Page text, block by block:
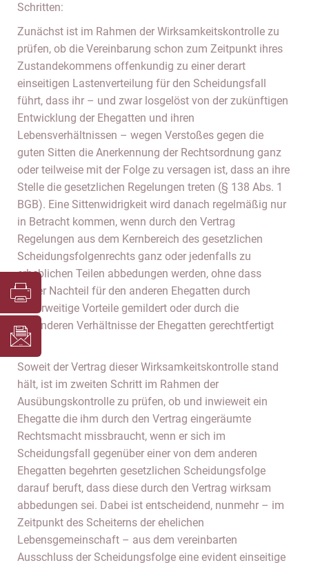
Schritten:
Zunächst ist im Rahmen der Wirksamkeitskontrolle zu
prüfen, ob die Vereinbarung schon zum Zeitpunkt ihres
Zustandekommens offenkundig zu einer derart
einseitigen Lastenverteilung für den Scheidungsfall
führt, dass ihr – und zwar losgelöst von der zukünftigen
Entwicklung der Ehegatten und ihren
Lebensverhältnissen – wegen Verstoßes gegen die
guten Sitten die Anerkennung der Rechtsordnung ganz
oder teilweise mit der Folge zu versagen ist, dass an ihre
Stelle die gesetzlichen Regelungen treten (§ 138 Abs. 1
BGB). Eine Sittenwidrigkeit wird danach regelmäßig nur
in Betracht kommen, wenn durch den Vertrag
Regelungen aus dem Kernbereich des gesetzlichen
Scheidungsfolgenrechts ganz oder jedenfalls zu
erheblichen Teilen abbedungen werden, ohne dass
dieser Nachteil für den anderen Ehegatten durch
anderweitige Vorteile gemildert oder durch die
besonderen Verhältnisse der Ehegatten gerechtfertigt
wird.
Soweit der Vertrag dieser Wirksamkeitskontrolle stand
hält, ist im zweiten Schritt im Rahmen der
Ausübungskontrolle zu prüfen, ob und inwieweit ein
Ehegatte die ihm durch den Vertrag eingeräumte
Rechtsmacht missbraucht, wenn er sich im
Scheidungsfall gegenüber einer von dem anderen
Ehegatten begehrten gesetzlichen Scheidungsfolge
darauf beruft, dass diese durch den Vertrag wirksam
abbedungen sei. Dabei ist entscheidend, nunmehr – im
Zeitpunkt des Scheiterns der ehelichen
Lebensgemeinschaft – aus dem vereinbarten
Ausschluss der Scheidungsfolge eine evident einseitige